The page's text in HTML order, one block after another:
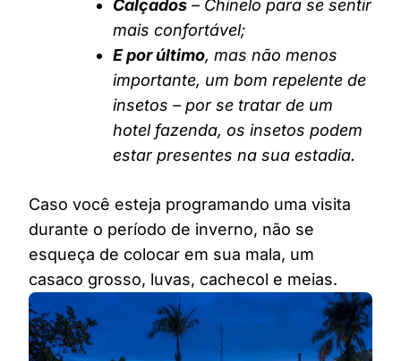
Calçados – Chinelo para se sentir
mais confortável;
E por último, mas não menos
importante, um bom repelente de
insetos – por se tratar de um
hotel fazenda, os insetos podem
estar presentes na sua estadia.
Caso você esteja programando uma visita
durante o período de inverno, não se
esqueça de colocar em sua mala, um
casaco grosso, luvas, cachecol e meias.